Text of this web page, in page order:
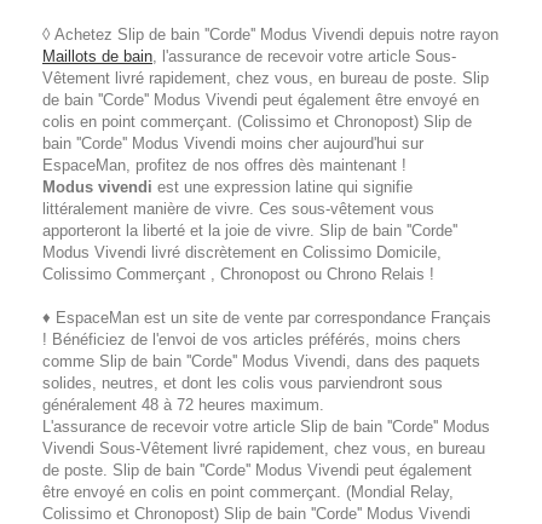
◊ Achetez Slip de bain ''Corde'' Modus Vivendi depuis notre rayon
Maillots de bain , l'assurance de recevoir votre article Sous-
Vêtement livré rapidement, chez vous, en bureau de poste. Slip
de bain ''Corde'' Modus Vivendi peut également être envoyé en
colis en point commerçant. (Colissimo et Chronopost) Slip de
bain ''Corde'' Modus Vivendi moins cher aujourd'hui sur
EspaceMan, profitez de nos offres dès maintenant !
Modus vivendi est une expression latine qui signifie
littéralement manière de vivre. Ces sous-vêtement vous
apporteront la liberté et la joie de vivre. Slip de bain ''Corde''
Modus Vivendi livré discrètement en Colissimo Domicile,
Colissimo Commerçant , Chronopost ou Chrono Relais !
♦ EspaceMan est un site de vente par correspondance Français
! Bénéficiez de l'envoi de vos articles préférés, moins chers
comme Slip de bain ''Corde'' Modus Vivendi, dans des paquets
solides, neutres, et dont les colis vous parviendront sous
généralement 48 à 72 heures maximum.
L'assurance de recevoir votre article Slip de bain ''Corde'' Modus
Vivendi Sous-Vêtement livré rapidement, chez vous, en bureau
de poste. Slip de bain ''Corde'' Modus Vivendi peut également
être envoyé en colis en point commerçant. (Mondial Relay,
Colissimo et Chronopost) Slip de bain ''Corde'' Modus Vivendi